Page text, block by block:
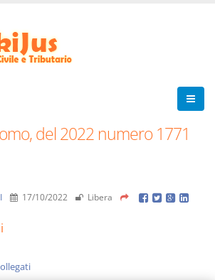
del 2022 numero 1771
17/10/2022 Libera